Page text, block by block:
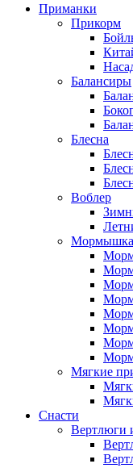
Приманки
Прикорм
Балансиры
Блесна
Воблер
Мормышка
Мягкие
Снасти
Вертлюги